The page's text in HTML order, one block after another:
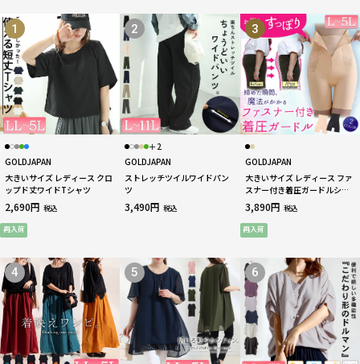
1
GOLDJAPAN
大きいサイズ レディース クロ
ップド丈ワイドTシャツ
2,690円 税込
再入荷
2
＋2
GOLDJAPAN
ストレッチツイルワイドパン
ツ
3,490円 税込
3
GOLDJAPAN
大きいサイズ レディース ファ
スナー付き着圧ガードルショ
ーツ
3,890円 税込
再入荷
4 5 6